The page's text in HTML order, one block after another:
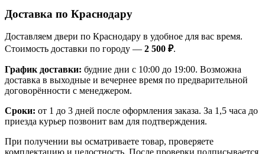
Доставка по Краснодару
Доставляем двери по Краснодару в удобное для вас время.
Стоимость доставки по городу — 2 500 ₽.
График доставки: будние дни с 10:00 до 19:00. Возможна
доставка в выходные и вечернее время по предварительной
договорённости с менеджером.
Сроки: от 1 до 3 дней после оформления заказа. За 1,5 часа до
приезда курьер позвонит вам для подтверждения.
При получении вы осматриваете товар, проверяете